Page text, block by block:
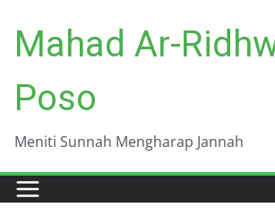
content
Mahad Ar-
Poso
Meniti Sunnah Mengharap Jannah